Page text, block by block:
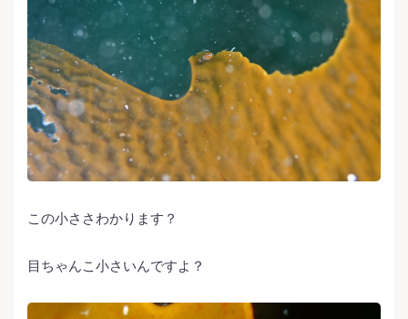
この小ささわかります？
目ちゃんこ小さいんですよ？